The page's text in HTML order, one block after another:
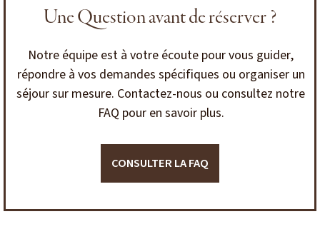
Une Question avant de réserver ?
Notre équipe est à votre écoute pour vous guider,
répondre à vos demandes spécifiques ou organiser un
séjour sur mesure. Contactez-nous ou consultez notre
FAQ pour en savoir plus.
CONSULTER LA FAQ